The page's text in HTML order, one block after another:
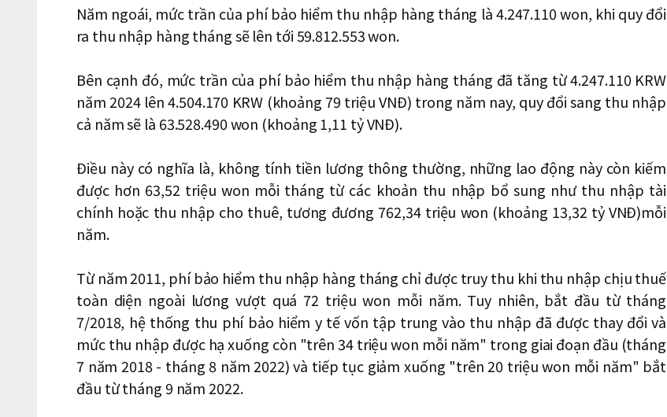
Năm ngoái, mức trần của phí bảo hiểm thu nhập hàng tháng là 4.247.110 won, khi quy đổi
ra thu nhập hàng tháng sẽ lên tới 59.812.553 won.
Bên cạnh đó, mức trần của phí bảo hiểm thu nhập hàng tháng đã tăng từ 4.247.110 KRW
năm 2024 lên 4.504.170 KRW (khoảng 79 triệu VNĐ) trong năm nay, quy đổi sang thu nhập
cả năm sẽ là 63.528.490 won (khoảng 1,11 tỷ VNĐ).
Điều này có nghĩa là, không tính tiền lương thông thường, những lao động này còn kiếm
được hơn 63,52 triệu won mỗi tháng từ các khoản thu nhập bổ sung như thu nhập tài
chính hoặc thu nhập cho thuê, tương đương 762,34 triệu won (khoảng 13,32 tỷ VNĐ)mỗi
năm.
Từ năm 2011, phí bảo hiểm thu nhập hàng tháng chỉ được truy thu khi thu nhập chịu thuế
toàn diện ngoài lương vượt quá 72 triệu won mỗi năm. Tuy nhiên, bắt đầu từ tháng
7/2018, hệ thống thu phí bảo hiểm y tế vốn tập trung vào thu nhập đã được thay đổi và
mức thu nhập được hạ xuống còn "trên 34 triệu won mỗi năm" trong giai đoạn đầu (tháng
7 năm 2018 - tháng 8 năm 2022) và tiếp tục giảm xuống "trên 20 triệu won mỗi năm" bắt
đầu từ tháng 9 năm 2022.